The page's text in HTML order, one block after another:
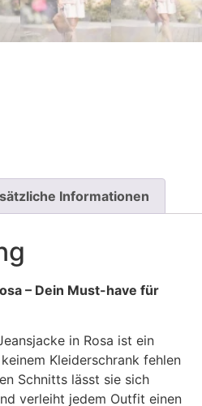
Informationen
– Dein Must-have für
in Rosa ist ein
Kleiderschrank fehlen
Schnitts lässt sie sich
verleiht jedem Outfit einen